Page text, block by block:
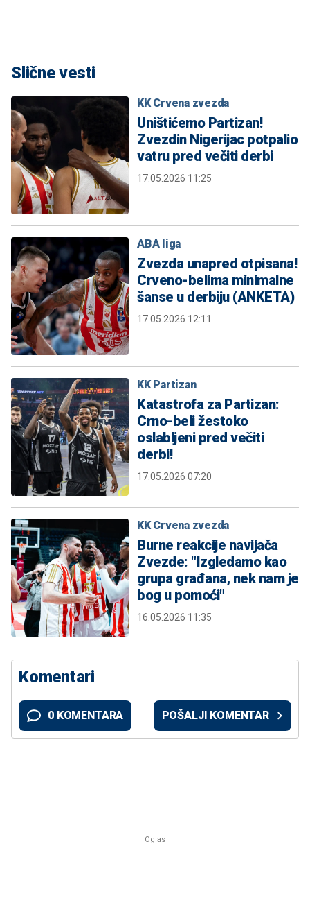
Slične vesti
KK Crvena zvezda
Uništićemo Partizan!
Zvezdin Nigerijac potpalio
vatru pred večiti derbi
17.05.2026 11:25
ABA liga
Zvezda unapred otpisana!
Crveno-belima minimalne
šanse u derbiju (ANKETA)
17.05.2026 12:11
KK Partizan
Katastrofa za Partizan:
Crno-beli žestoko
oslabljeni pred večiti
derbi!
17.05.2026 07:20
KK Crvena zvezda
Burne reakcije navijača
Zvezde: "Izgledamo kao
grupa građana, nek nam je
bog u pomoći"
16.05.2026 11:35
Komentari
0 KOMENTARA POŠALJI KOMENTAR